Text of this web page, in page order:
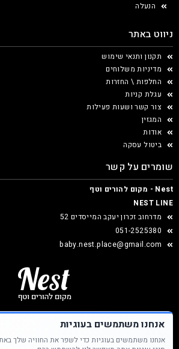
הנעלה
ניווט באתר
תקנון ותנאי שימוש
מדיניות משלוחים
החלפות \ החזרות
עגלת קניות
צור קשר ושעות פעילות
המגזין
אודות
ביטול עסקה
שומרים על קשר
Nest - מקום להורים וטף
NEST LINE
מדרחוב זכרון יעקב המייסדים 52
051-2525380
baby.nest.place@gmail.com
Nest &copy כל הזכויות שמורות
אנחנו משתמשים בעוגיות
אנחנו משתמשים בעוגיות כדי לשפר את החוויה שלך